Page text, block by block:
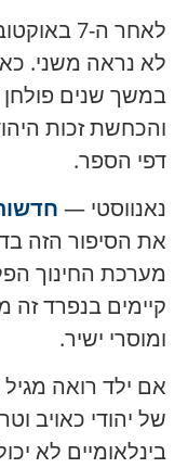
לאחר ה-7
לא נראה משני.
במשך שנים
והכחשת זכות
דפי הספר.
נאנווסטי —
את הסיפור הזה
מערכת החינוך
קיימים בנפרד זה
ומוסרי ישיר.
אם ילד רואה
של יהודי כאויב
בינלאומיים לא